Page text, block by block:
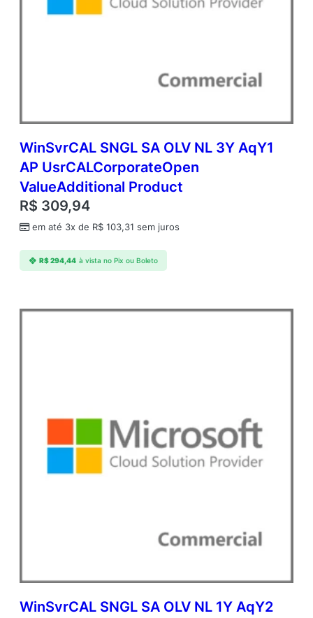
WinSvrCAL SNGL SA OLV NL 3Y AqY1
AP UsrCALCorporateOpen
ValueAdditional Product
R$ 309,94
em até 3x de R$ 103,31 sem juros
R$294,44 à vista no Pix ou Boleto
WinSvrCAL SNGL SA OLV NL 1Y AqY2